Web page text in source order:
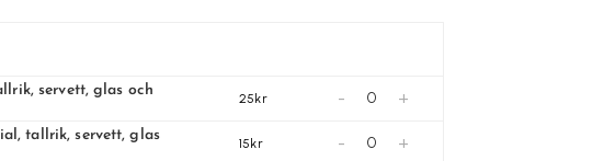
servett, glas och
25kr - +
tallrik, servett, glas
15kr - +